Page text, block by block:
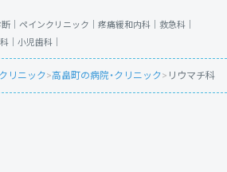
｜ ペインクリニック｜ 疼痛緩和内科｜ 救急科｜
｜ 小児歯科｜
リニック>高畠町の病院・クリニック> リウマチ科